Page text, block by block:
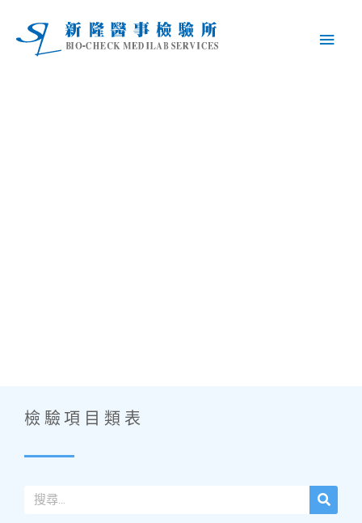
檢驗項目類表